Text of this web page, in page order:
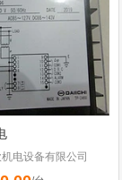
电设备有限公司